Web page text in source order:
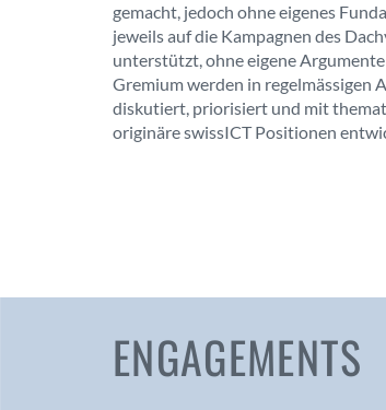
gemacht, jedoch ohne eigenes
jeweils auf die Kampagnen des
unterstützt, ohne eigene
Gremium werden in regelmässigen
diskutiert, priorisiert und mit
originäre swissICT Positionen
ENGAGEMENTS